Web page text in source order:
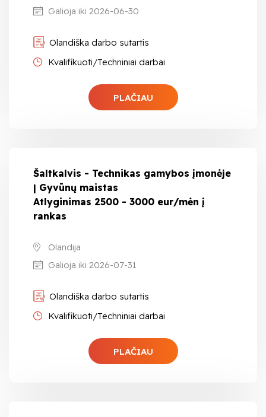
Galioja iki 2026-06-30
Olandiška darbo sutartis
Kvalifikuoti/Techniniai darbai
PLAČIAU
Šaltkalvis - Technikas gamybos įmonėje
| Gyvūnų maistas
Atlyginimas 2500 - 3000 eur/mėn į
rankas
Olandija
Galioja iki 2026-07-31
Olandiška darbo sutartis
Kvalifikuoti/Techniniai darbai
PLAČIAU